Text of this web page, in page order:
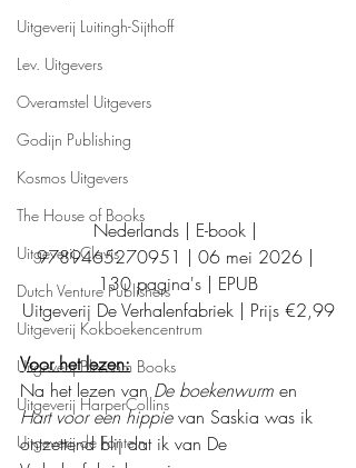
Uitgeverij Luitingh-Sijthoff
Lev. Uitgevers
Overamstel Uitgevers
Godijn Publishing
Kosmos Uitgevers
The House of Books
Uitgeverij Clavis
Dutch Venture Publishers
Uitgeverij Kokboekencentrum
Uitgeverij Blossom Books
Uitgeverij HarperCollins
Uitgeverij de Fontein
Nederlands | E-book |
9789465270951 | 06 mei 2026 |
130 pagina's | EPUB
Uitgeverij De Verhalenfabriek | Prijs €2,99
Voor het lezen:
Na het lezen van De boekenwurm en
Hart voor een hippie van Saskia was ik
ontzettend blij dat ik van De